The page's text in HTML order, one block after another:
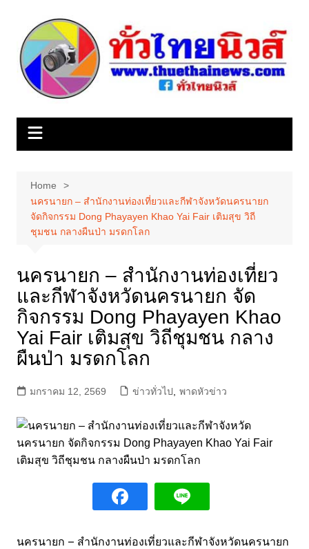
content
Home
นครนายก – สำนักงานท่องเที่ยวและกีฬาจังหวัดนครนายก
จัดกิจกรรม Dong Phayayen Khao Yai Fair เติมสุข วิถี
ชุมชน กลางผืนป่า มรดกโลก
นครนายก – สำนักงานท่องเที่ยว
และกีฬาจังหวัดนครนายก จัด
กิจกรรม Dong Phayayen Khao
Yai Fair เติมสุข วิถีชุมชน กลาง
ผืนป่า มรดกโลก
มกราคม 12, 2569 ข่าวทั่วไป พาดหัวข่าว
นครนายก – สำนักงานท่องเที่ยวและกีฬาจังหวัดนครนายก